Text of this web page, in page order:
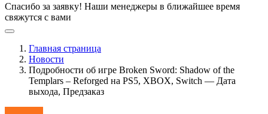
Спасибо за заявку! Наши менеджеры в ближайшее время
свяжутся с вами
Главная страница
Новости
Подробности об игре Broken Sword: Shadow of the
Templars – Reforged на PS5, XBOX, Switch — Дата
выхода, Предзаказ